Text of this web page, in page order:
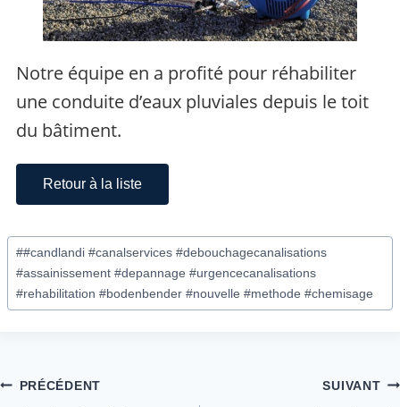
Notre équipe en a profité pour réhabiliter
une conduite d’eaux pluviales depuis le toit
du bâtiment.
Retour à la liste
##candlandi #canalservices #debouchagecanalisations
#assainissement #depannage #urgencecanalisations
#rehabilitation #bodenbender #nouvelle #methode #chemisage
PRÉCÉDENT SUIVANT